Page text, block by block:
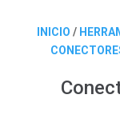
INICIO /